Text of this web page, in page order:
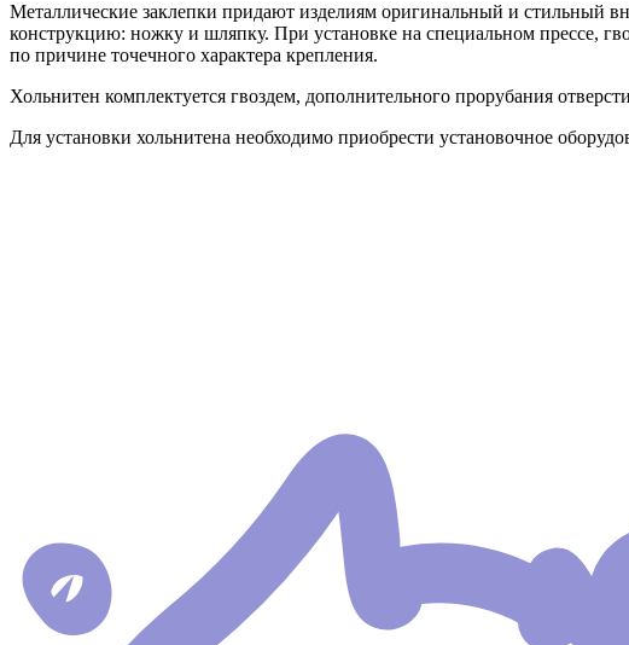
Металлические заклепки придают изделиям оригинальный и стильный
конструкцию: ножку и шляпку. При установке на специальном прессе,
по причине точечного характера крепления.
Хольнитен комплектуется гвоздем, дополнительного прорубания
Для установки хольнитена необходимо приобрести установочное